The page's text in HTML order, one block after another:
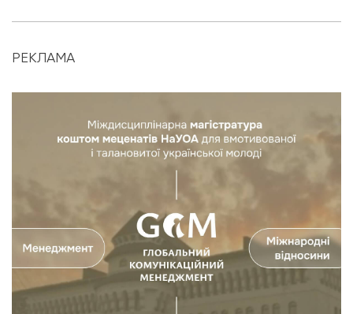
РЕКЛАМА